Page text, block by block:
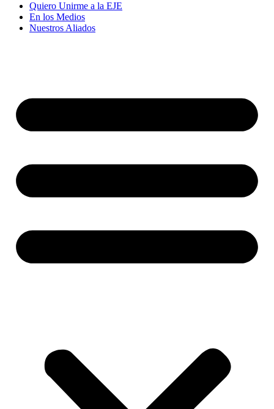
Quiero Unirme a la EJE
En los Medios
Nuestros Aliados